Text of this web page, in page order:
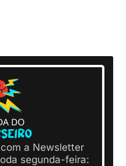
a Newsletter
segunda-feira: